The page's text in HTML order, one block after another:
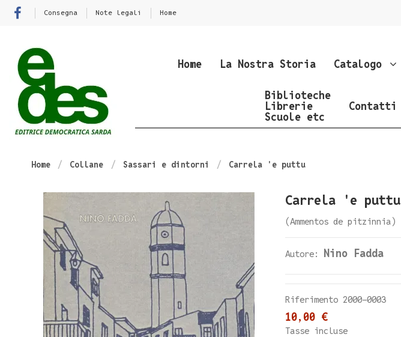
Consegna Note legali Home
Home La Nostra Storia Catalogo
Biblioteche
Librerie
Scuole etc
Contatti
Home Collane Sassari e dintorni Carrela 'e puttu
Carrela 'e puttu
(Ammentos de pitzinnia)
Autore: Nino Fadda
Riferimento 2000-0003
10,00 €
Tasse incluse